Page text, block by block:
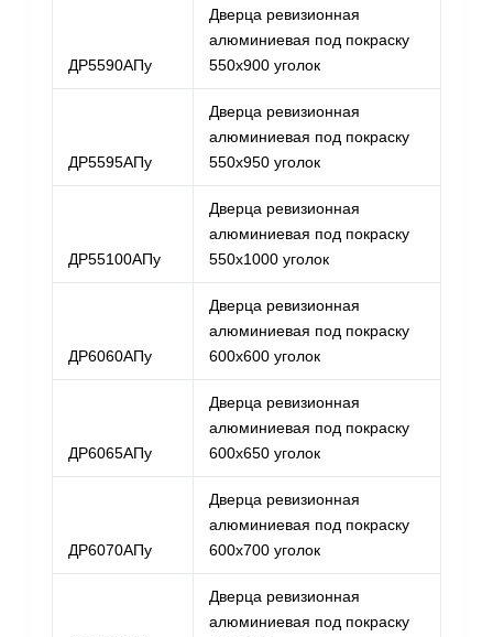
ДР5590АПу
Дверца ревизионная
алюминиевая под покраску
550х900 уголок
ДР5595АПу
Дверца ревизионная
алюминиевая под покраску
550х950 уголок
ДР55100АПу
Дверца ревизионная
алюминиевая под покраску
550х1000 уголок
ДР6060АПу
Дверца ревизионная
алюминиевая под покраску
600х600 уголок
ДР6065АПу
Дверца ревизионная
алюминиевая под покраску
600х650 уголок
ДР6070АПу
Дверца ревизионная
алюминиевая под покраску
600х700 уголок
Дверца ревизионная
алюминиевая под покраску